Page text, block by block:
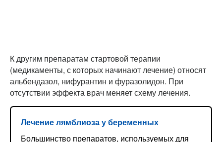
К другим препаратам стартовой терапии
(медикаменты, с которых начинают лечение) относят
альбендазол, нифурантин и фуразолидон. При
отсутствии эффекта врач меняет схему лечения.
Лечение лямблиоза у беременных
Большинство препаратов, используемых для